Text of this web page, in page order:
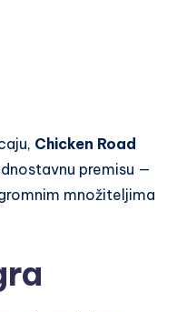
Chicken Road
premisu —
množiteljima